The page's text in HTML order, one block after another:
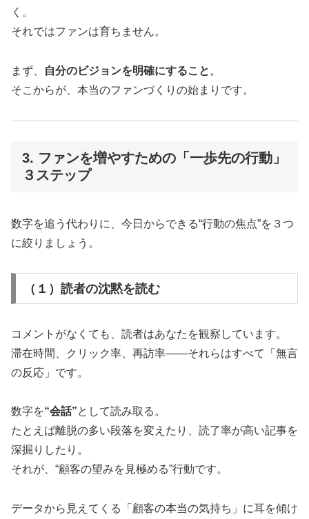
く。
それではファンは育ちません。
まず、 自分のビジョンを明確にすること 。
そこからが、本当のファンづくりの始まりです。
3. ファンを増やすための「一歩先の行動」
３ステップ
数字を追う代わりに、今日からできる“行動の焦点”を３つ
に絞りましょう。
（１）読者の沈黙を読む
コメントがなくても、読者はあなたを観察しています。
滞在時間、クリック率、再訪率——それらはすべて「無言
の反応」です。
数字を“会話”として読み取る。
たとえば離脱の多い段落を変えたり、読了率が高い記事を
深掘りしたり。
それが、“顧客の望みを見極める”行動です。
データから見えてくる「顧客の本当の気持ち」に耳を傾け